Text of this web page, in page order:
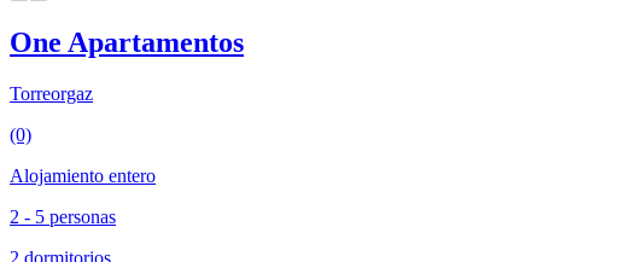
One Apartamentos
Torreorgaz
(0)
Alojamiento entero
2 - 5 personas
2 dormitorios